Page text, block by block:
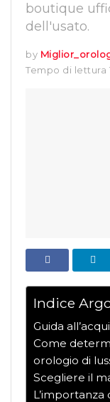
boutique
dell'usato.
by
Tempo di lettura
Indice
Guida
Come
orologio di
Scegliere il